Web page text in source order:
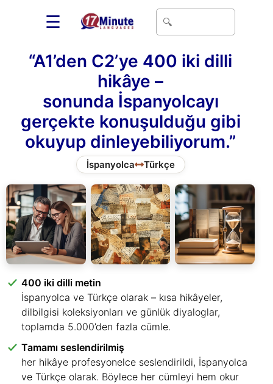
☰
“A1’den C2’ye 400 iki dilli
hikâye –
sonunda İspanyolcayı
gerçekte konuşulduğu gibi
okuyup dinleyebiliyorum.”
İspanyolca Türkçe
400 iki dilli metin
İspanyolca ve Türkçe olarak – kısa hikâyeler,
dilbilgisi koleksiyonları ve günlük diyaloglar,
toplamda 5.000’den fazla cümle.
Tamamı seslendirilmiş
her hikâye profesyonelce seslendirildi, İspanyolca
ve Türkçe olarak. Böylece her cümleyi hem okur